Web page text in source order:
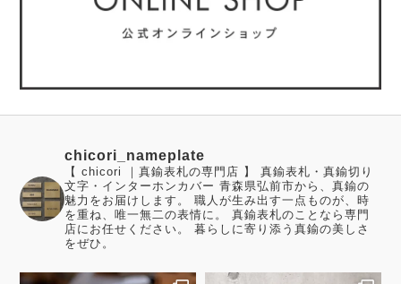
chicori_nameplate
【 chicori ｜真鍮表札の専門店 】 真鍮表札・真鍮切り
文字・インターホンカバー 青森県弘前市から、真鍮の
魅力をお届けします。 職人が生み出す一点ものが、時
を重ね、唯一無二の表情に。 真鍮表札のことなら専門
店にお任せください。 暮らしに寄り添う真鍮の美しさ
をぜひ。